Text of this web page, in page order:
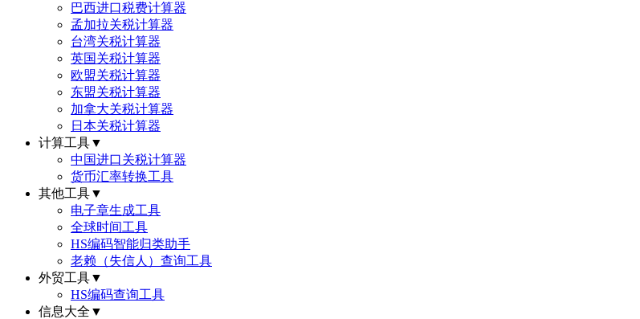
巴西进口税费计算器
孟加拉关税计算器
台湾关税计算器
英国关税计算器
欧盟关税计算器
东盟关税计算器
加拿大关税计算器
日本关税计算器
计算工具▼
中国进口关税计算器
货币汇率转换工具
其他工具▼
电子章生成工具
全球时间工具
HS编码智能归类助手
老赖（失信人）查询工具
外贸工具▼
HS编码查询工具
信息大全 ▼